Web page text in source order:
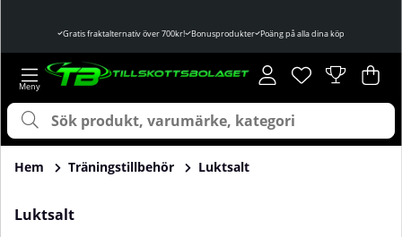
Gratis fraktalternativ över 700kr! Bonusprodukter Poäng på alla dina köp
Önskelista
Antal i
. .
Hem Träningstillbehör Luktsalt
Luktsalt